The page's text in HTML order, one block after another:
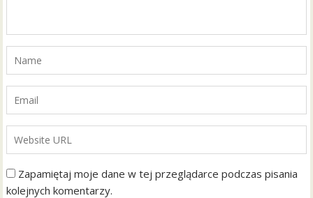
Zapamiętaj moje dane w tej przeglądarce podczas pisania
kolejnych komentarzy.